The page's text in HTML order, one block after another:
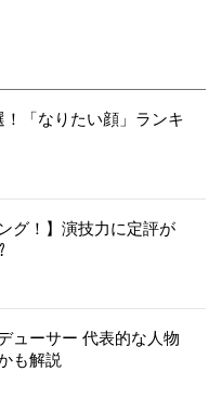
！「なりたい顔」ランキ
グ！】演技力に定評が
ューサー 代表的な人物
も解説